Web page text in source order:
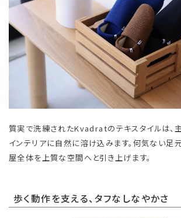
質実で洗練されたKvadratのテキスタイルは、
インテリアに自然に溶け込みます。何気ない足
屋全体を上質な空間へと引き上げます。
歩く動作を支える、タフなしなやかさ